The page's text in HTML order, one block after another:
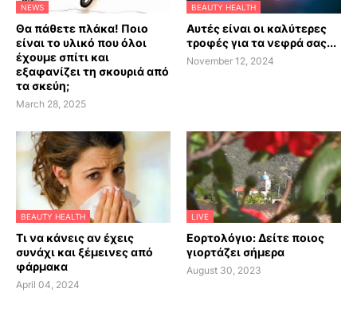
NEWS
Θα πάθετε πλάκα! Ποιο
είναι το υλικό που όλοι
έχουμε σπίτι και
εξαφανίζει τη σκουριά από
τα σκεύη;
March 28, 2025
BEAUTY HEALTH
Αυτές είναι οι καλύτερες
τροφές για τα νεφρά σας...
November 12, 2024
BEAUTY HEALTH
Τι να κάνεις αν έχεις
συνάχι και ξέμεινες από
φάρμακα
April 04, 2024
LIVE
Εορτολόγιο: Δείτε ποιος
γιορτάζει σήμερα
August 30, 2023